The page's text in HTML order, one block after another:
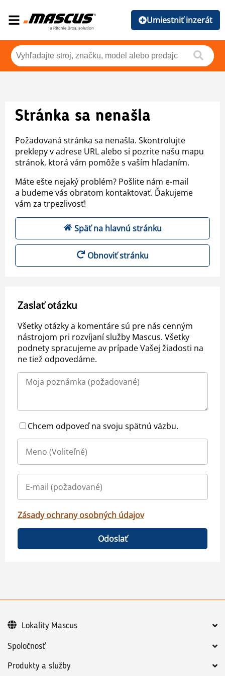
Umiestniť inzerát
Stránka sa nenašla
Požadovaná stránka sa nenašla. Skontrolujte
preklepy v adrese URL alebo si pozrite našu mapu
stránok, ktorá vám pomôže s vaším hľadaním.
Máte ešte nejaký problém? Pošlite nám e-mail
a budeme vás obratom kontaktovať. Ďakujeme
vám za trpezlivosť!
Späť na hlavnú stránku
Obnoviť stránku
Zaslať otázku
Všetky otázky a komentáre sú pre nás cenným
nástrojom pri rozvíjaní služby Mascus. Všetky
podnety spracujeme av prípade Vašej žiadosti na
ne tiež odpovedáme.
Chcem odpoveď na svoju spätnú väzbu.
Zásady ochrany osobných údajov
Odoslať
Spoločnosť
Produkty a služby
Lokality Mascus